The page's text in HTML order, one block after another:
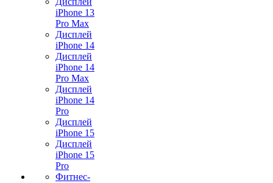
iPhone 13
Pro Max
Дисплей
iPhone 14
Дисплей
iPhone 14
Pro Max
Дисплей
iPhone 14
Pro
Дисплей
iPhone 15
Дисплей
iPhone 15
Pro
Фитнес-